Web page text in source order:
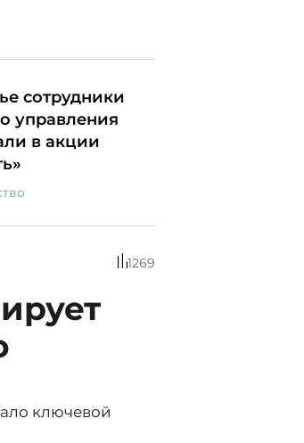
сотрудники
управления
в акции
1269
ключевой